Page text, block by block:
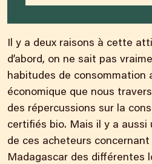
Il y a deux raisons à cette
d’abord, on ne sait pas
habitudes de consommation
économique que nous
des répercussions sur la
certifiés bio. Mais il y a
de ces acheteurs
Madagascar des différentes